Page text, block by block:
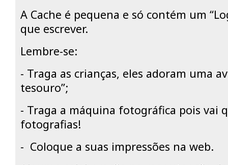
A Cache é pequena e só contém um
que escrever.
Lembre-se:
- Traga as crianças, eles adoram uma
tesouro”;
- Traga a máquina fotográfica pois vai
fotografias!
- Coloque a suas impressões na web.